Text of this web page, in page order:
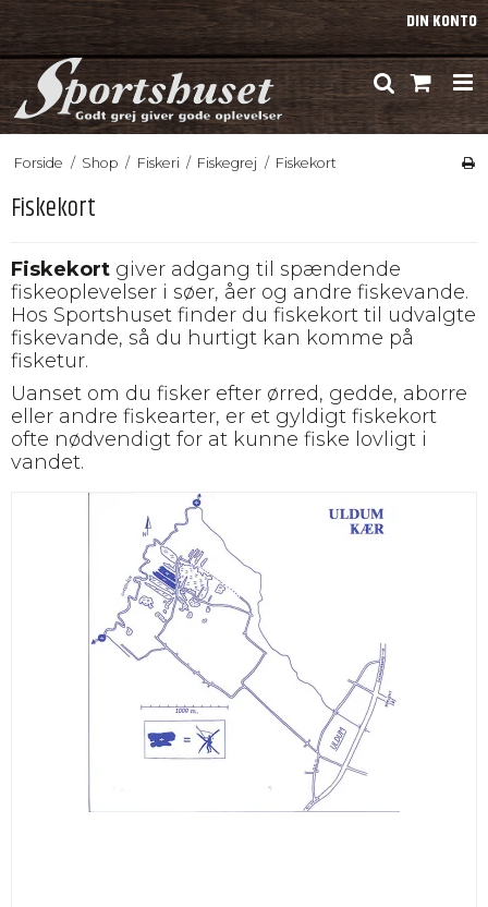
DIN KONTO
Forside / Shop / Fiskeri / Fiskegrej / Fiskekort
Fiskekort
Fiskekort giver adgang til spændende
fiskeoplevelser i søer, åer og andre fiskevande.
Hos Sportshuset finder du fiskekort til udvalgte
fiskevande, så du hurtigt kan komme på
fisketur.
Uanset om du fisker efter ørred, gedde, aborre
eller andre fiskearter, er et gyldigt fiskekort
ofte nødvendigt for at kunne fiske lovligt i
vandet.